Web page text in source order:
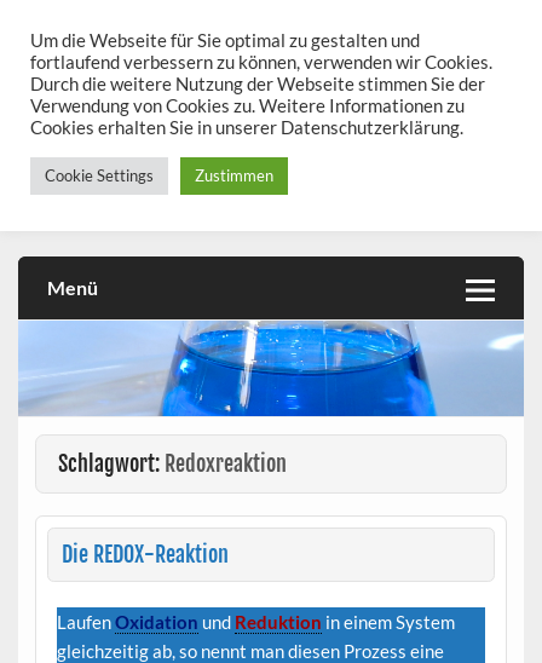
contentchemieseiten.de
Chemie kann man üben!
Menü
Schlagwort: Redoxreaktion
Die REDOX-Reaktion
LaufenOxidation und Reduktion in einem System
gleichzeitig ab, so nennt man diesen Prozess eine
Um die Webseite für Sie optimal zu gestalten und
fortlaufend verbessern zu können, verwenden wir Cookies.
Durch die weitere Nutzung der Webseite stimmen Sie der
Verwendung von Cookies zu. Weitere Informationen zu
Cookies erhalten Sie in unserer Datenschutzerklärung.
Cookie Settings Zustimmen